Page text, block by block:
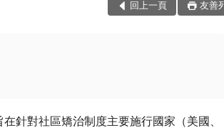
回上一頁 友善
針對社區矯治制度主要施行國家（美國、